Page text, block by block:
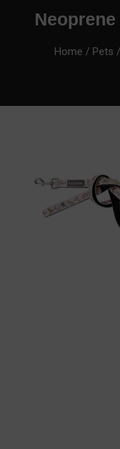
Home / Pets